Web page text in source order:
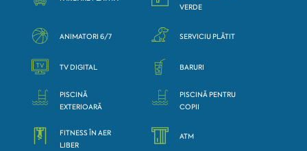
VERDE
ANIMATORI 6/7 SERVICIU PLĂTIT
TV DIGITAL BARURI
PISCINĂ
EXTERIOARĂ
PISCINĂ PENTRU
COPII
FITNESS ÎN AER
LIBER
ATM